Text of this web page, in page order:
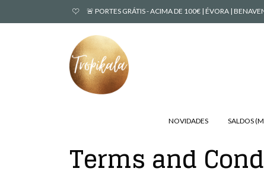
🚨 PORTES GRÁTIS - ACIMA DE 100€ | ÉVORA |
NOVIDADES SALDOS
Terms and